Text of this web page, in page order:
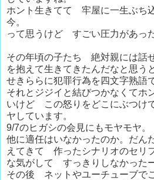
ホント生きてて 牢屋に一生ぶち
今。
って思うけど すごい圧力があっ
その年頃の子たち 絶対親には話
を抱えて生きてきたんだなと思う
せきららに犯罪行為を四文字熟語
それとジジイと結びつかなくてホ
いけど この怒りをどこにぶつけ
ヤしています。
9/7のヒガシの会見にもモヤモヤ。
他に適任はいなかったのか。だん
えてきて 作ったシナリオのセリ
な気がして すっきりしなかったー
その後 ネットやユーチューブで